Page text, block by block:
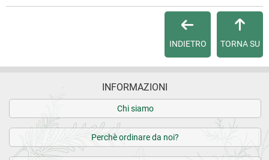
Per qualsiasi informazione, contattaci via e-mail.
Condizioni di vendita TORNA SU
INDIETRO
INFORMAZIONI
Chi siamo
Perchè ordinare da noi?